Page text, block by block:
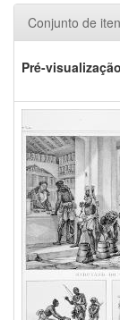
Conjunto de
Pré-visualização